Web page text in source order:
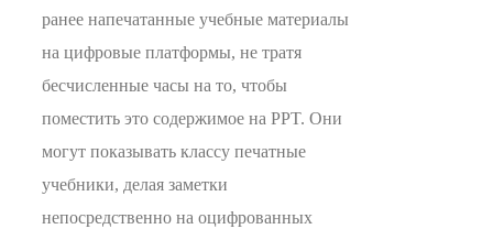
ранее напечатанные учебные материалы
на цифровые платформы, не тратя
бесчисленные часы на то, чтобы
поместить это содержимое на PPT. Они
могут показывать классу печатные
учебники, делая заметки
непосредственно на оцифрованных